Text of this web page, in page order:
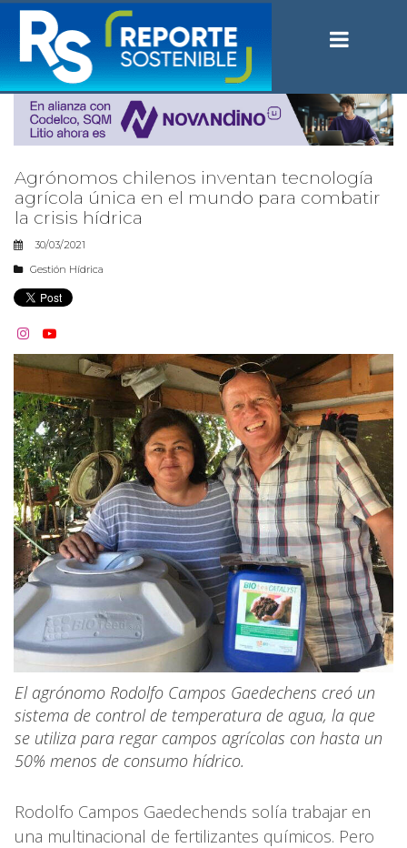
Agrónomos chilenos inventan tecnología
agrícola única en el mundo para combatir
la crisis hídrica
30/03/2021
Gestión Hídrica
 
El agrónomo Rodolfo Campos Gaedechens creó un
sistema de control de temperatura de agua, la que
se utiliza para regar campos agrícolas con hasta un
50% menos de consumo hídrico.
Rodolfo Campos Gaedechends solía trabajar en
una multinacional de fertilizantes químicos. Pero